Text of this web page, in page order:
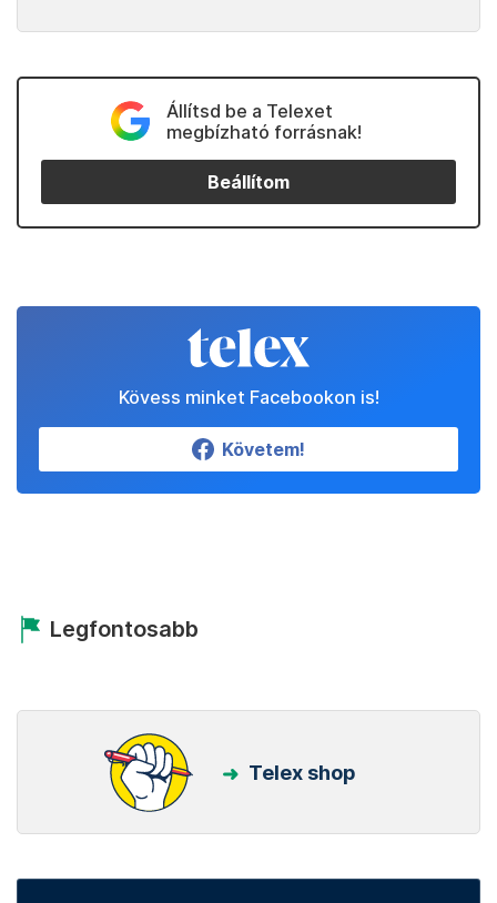
Állítsd be a Telexet
megbízható forrásnak!
Beállítom
Kövess minket Facebookon is!
Követem!
Legfontosabb
Telex shop